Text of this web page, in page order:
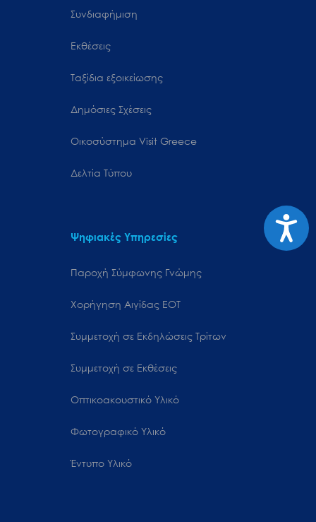
Συνδιαφήμιση
Εκθέσεις
Ταξίδια εξοικείωσης
Δημόσιες Σχέσεις
Oικοσύστημα Visit Greece
Δελτία Τύπου
Ψηφιακές Υπηρεσίες
Παροχή Σύμφωνης Γνώμης
Χορήγηση Αιγίδας ΕΟΤ
Συμμετοχή σε Εκδηλώσεις Τρίτων
Συμμετοχή σε Εκθέσεις
Οπτικοακουστικό Υλικό
Φωτογραφικό Υλικό
Έντυπο Υλικό